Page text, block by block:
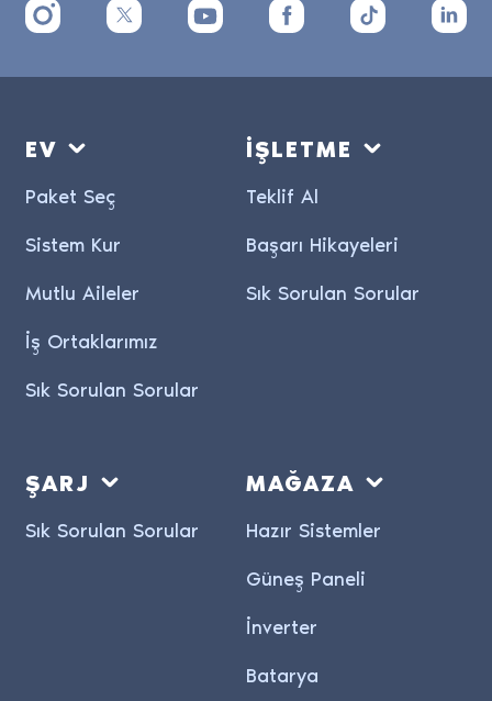
EV
Paket Seç
Sistem Kur
Mutlu Aileler
İş Ortaklarımız
Sık Sorulan Sorular
İŞLETME
Teklif Al
Başarı Hikayeleri
Sık Sorulan Sorular
ŞARJ
Sık Sorulan Sorular
MAĞAZA
Hazır Sistemler
Güneş Paneli
İnverter
Batarya